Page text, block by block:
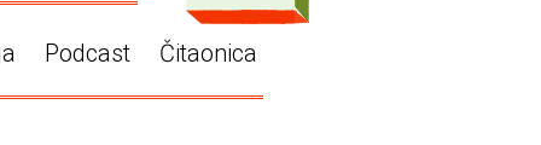
Podcast Čitaonica